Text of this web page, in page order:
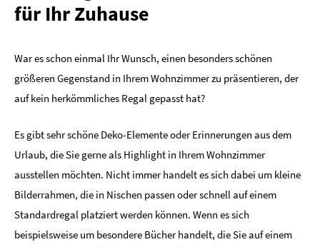
für Ihr Zuhause
War es schon einmal Ihr Wunsch, einen besonders schönen
größeren Gegenstand in Ihrem Wohnzimmer zu präsentieren, der
auf kein herkömmliches Regal gepasst hat?
Es gibt sehr schöne Deko-Elemente oder Erinnerungen aus dem
Urlaub, die Sie gerne als Highlight in Ihrem Wohnzimmer
ausstellen möchten. Nicht immer handelt es sich dabei um kleine
Bilderrahmen, die in Nischen passen oder schnell auf einem
Standardregal platziert werden können. Wenn es sich
beispielsweise um besondere Bücher handelt, die Sie auf einem